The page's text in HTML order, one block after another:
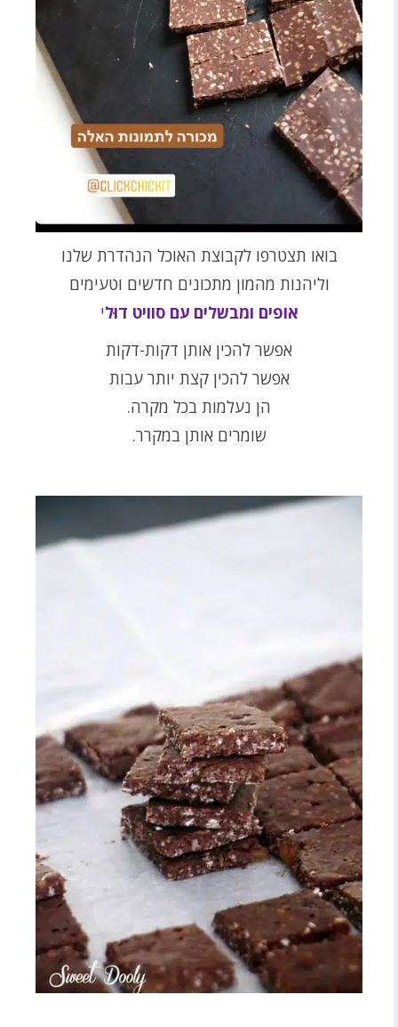
בואו תצטרפו לקבוצת האוכל הנהדרת שלנו
וליהנות מהמון מתכונים חדשים וטעימים
אופים ומבשלים עם סוויט דוּלי
אפשר להכין אותן דקות-דקות
אפשר להכין קצת יותר עבות
הן נעלמות בכל מקרה.
שומרים אותן במקרר.